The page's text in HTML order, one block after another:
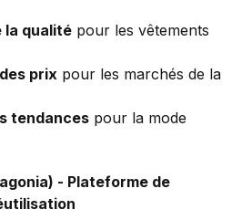
la qualité pour les vêtements
prix pour les marchés de la
tendances pour la mode
- Plateforme de